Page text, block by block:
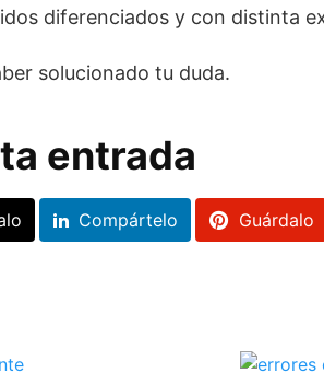
diferenciados y con distinta
solucionado tu duda.
entrada
Compártelo Guárdalo